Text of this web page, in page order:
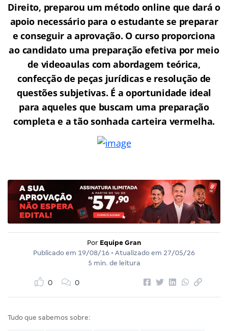
Direito, preparou um método online que dará o
apoio necessário para o estudante se preparar
e conseguir a aprovação. O curso proporciona
ao candidato uma preparação efetiva por meio
de videoaulas com abordagem teórica,
confecção de peças jurídicas e resolução de
questões subjetivas. É a oportunidade ideal
para aqueles que buscam uma preparação
completa e a tão sonhada carteira vermelha.
Por Equipe Gran
Publicado em 19/08/16 • Atualizado em 27/05/26
5 min. de leitura
0 0
Tudo que sabemos sobre: